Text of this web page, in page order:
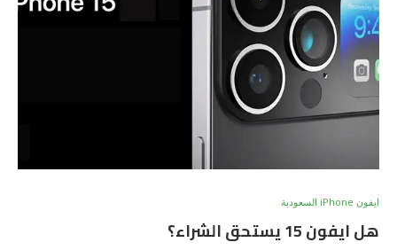
ايفون iPhone السعودية
هل ايفون 15 يستحق الشراء؟